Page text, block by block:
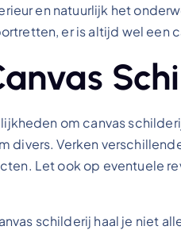
en natuurlijk het
er is altijd wel een
om canvas
divers. Verken
Let ook op eventuele
schilderij haal je niet